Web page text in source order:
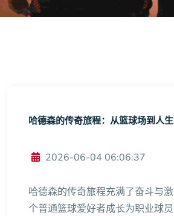
哈德森的传奇旅程：从篮球场到人
2026-06-04 06:06:37
哈德森的传奇旅程充满了奋斗与
个普通篮球爱好者成长为职业球